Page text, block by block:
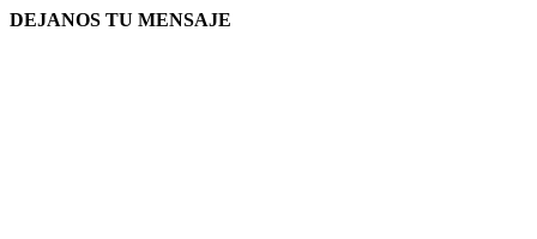
DEJANOS TU MENSAJE